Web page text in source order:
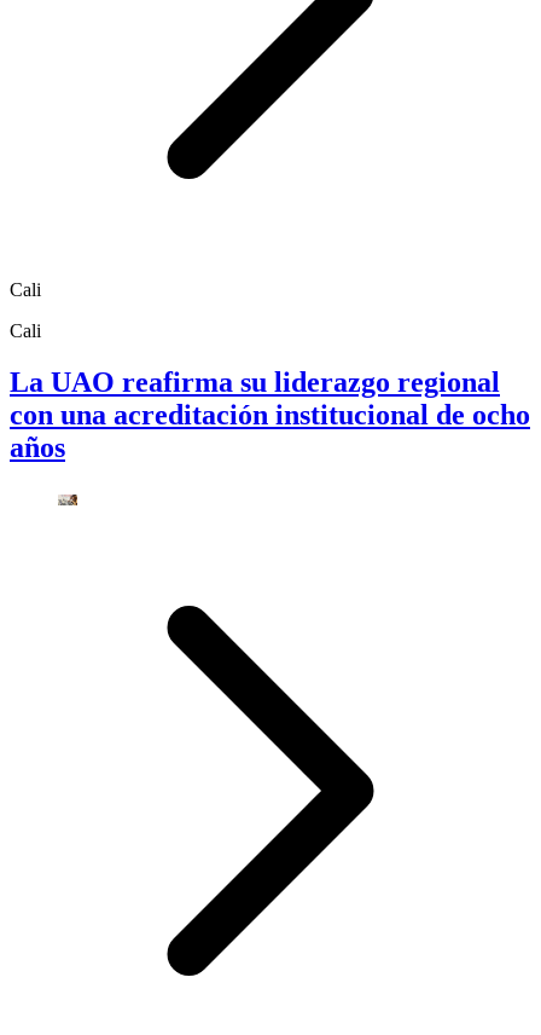
Cali
Cali
La UAO reafirma su liderazgo regional
con una acreditación institucional de ocho
años